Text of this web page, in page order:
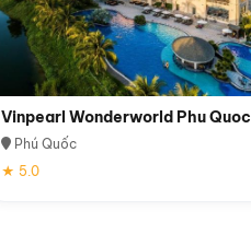
Vinpearl Wonderworld Phu Quoc
Phú Quốc
★ 5.0